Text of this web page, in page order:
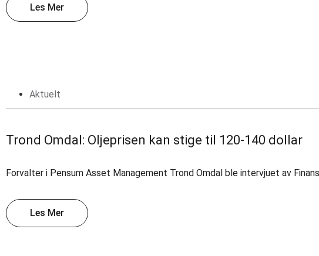
Les Mer
Aktuelt
Trond Omdal: Oljeprisen kan stige til 120-140 dollar
Forvalter i Pensum Asset Management Trond Omdal ble intervjuet av
Les Mer